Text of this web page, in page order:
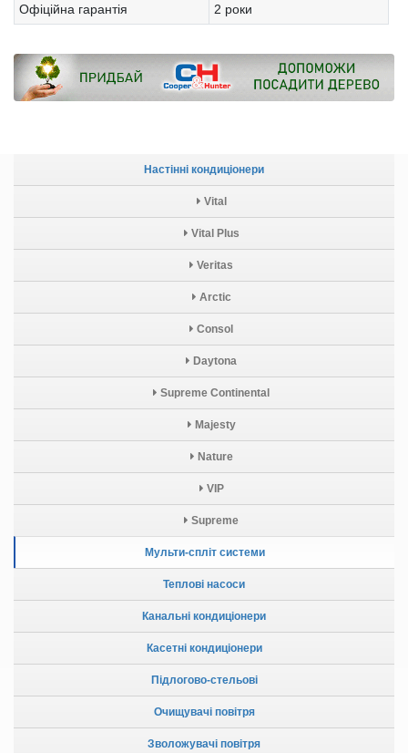
Настінні кондиціонери
Vital
Vital Plus
Veritas
Arctic
Consol
Daytona
Supreme Continental
Majesty
Nature
VIP
Supreme
Мульти-спліт системи
Теплові насоси
Канальні кондиціонери
Касетні кондиціонери
Підлогово-стельові
Очищувачі повітря
Зволожувачі повітря
Офіційна гарантія 2 роки